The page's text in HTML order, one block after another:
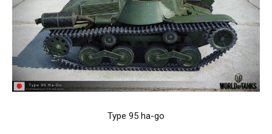
Type 95 ha-go